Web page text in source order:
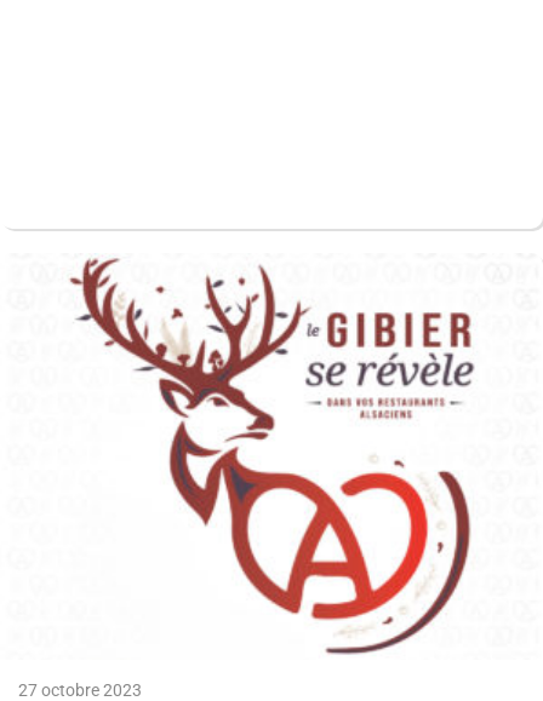
27 octobre 2023